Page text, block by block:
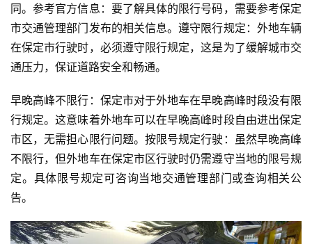
同。参考官方信息：要了解具体的限行号码，需要参考保定
市交通管理部门发布的相关信息。遵守限行规定：外地车辆
在保定市行驶时，必须遵守限行规定，这是为了缓解城市交
通压力，保证道路安全和畅通。
早晚高峰不限行：保定市对于外地车在早晚高峰时段没有限
行规定。这意味着外地车可以在早晚高峰时段自由进出保定
市区，无需担心限行问题。按限号规定行驶：虽然早晚高峰
不限行，但外地车在保定市区行驶时仍需遵守当地的限号规
定。具体限号规定可咨询当地交通管理部门或查询相关公
告。